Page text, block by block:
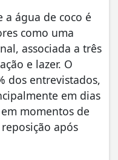
a água de coco é
como uma
associada a três
e lazer. O
dos entrevistados,
em dias
momentos de
após